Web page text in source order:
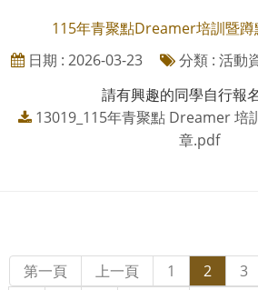
115年青聚點Dreamer培訓暨
日期 : 2026-03-23
分類 : 活動資
請有興趣的同學自行報名
13019_115年青聚點 Dreamer 培
章.pdf
第一頁 上一頁 1 2 3